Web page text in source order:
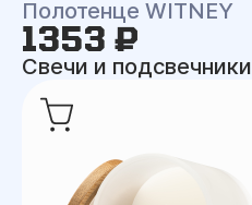
Полотенце WITNEY
1353 ₽
Свечи и подсвечники